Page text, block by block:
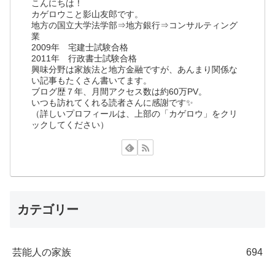
こんにちは！
カゲロウこと影山友郎です。
地方の国立大学法学部⇒地方銀行⇒コンサルティング
業
2009年 宅建士試験合格
2011年 行政書士試験合格
興味分野は家族法と地方金融ですが、あんまり関係な
い記事もたくさん書いてます。
ブログ歴７年、月間アクセス数は約60万PV。
いつも訪れてくれる読者さんに感謝です✨
（詳しいプロフィールは、上部の「カゲロウ」をクリ
ックしてください）
カテゴリー
芸能人の家族 694